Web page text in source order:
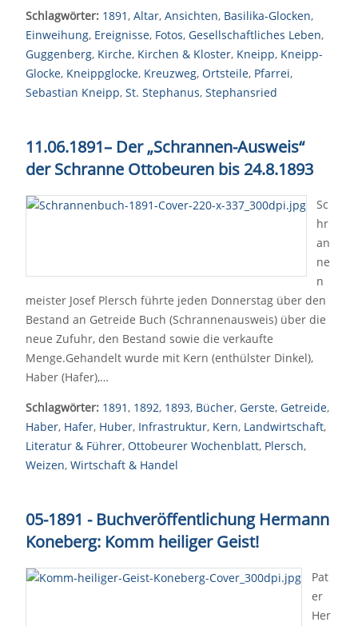
Schlagwörter: 1891, Altar, Ansichten, Basilika-Glocken,
Einweihung, Ereignisse, Fotos, Gesellschaftliches Leben,
Guggenberg, Kirche, Kirchen & Kloster, Kneipp, Kneipp-
Glocke, Kneippglocke, Kreuzweg, Ortsteile, Pfarrei,
Sebastian Kneipp, St. Stephanus, Stephansried
11.06.1891– Der „Schrannen-Ausweis“
der Schranne Ottobeuren bis 24.8.1893
Sc
hr
an
ne
n
meister Josef Plersch führte jeden Donnerstag über den
Bestand an Getreide Buch (Schrannenausweis) über die
neue Zufuhr, den Bestand sowie die verkaufte
Menge.Gehandelt wurde mit Kern (enthülster Dinkel),
Haber (Hafer),…
Schlagwörter: 1891, 1892, 1893, Bücher, Gerste, Getreide,
Haber, Hafer, Huber, Infrastruktur, Kern, Landwirtschaft,
Literatur & Führer, Ottobeurer Wochenblatt, Plersch,
Weizen, Wirtschaft & Handel
05-1891 - Buchveröffentlichung Hermann
Koneberg: Komm heiliger Geist!
Pat
er
Her